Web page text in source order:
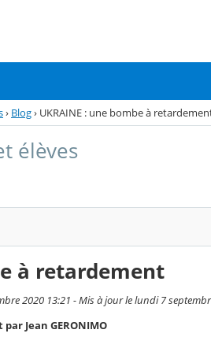
› Blog› UKRAINE : une bombe à
élèves
à retardement
2020 13:21 - Mis à jour le lundi 7
Jean GERONIMO